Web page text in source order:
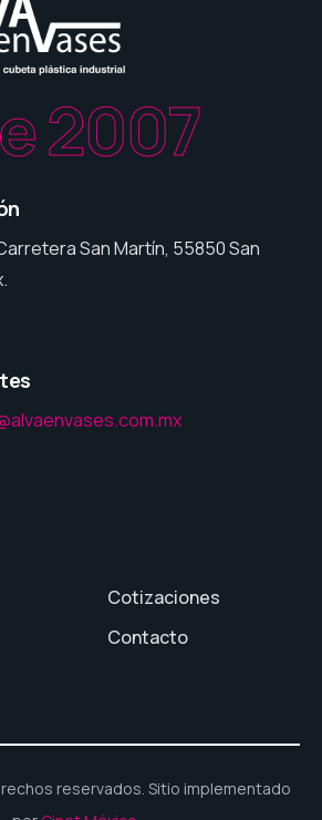
2007
San Martín, 55850 San
Cotizaciones
Contacto
reservados. Sitio implementado